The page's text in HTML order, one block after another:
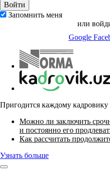
Запомнить меня
или
Google
Пригодится каждому кадровику
Можно ли заключить
и постоянно его
Как рассчитать
Узнать больше